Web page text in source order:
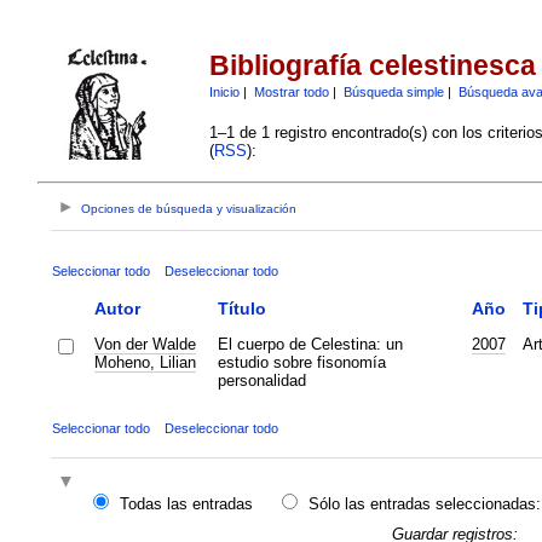
Bibliografía celestinesca
Inicio| Mostrar todo| Búsqueda simple| Búsqueda
1–1 de 1 registro encontrado(s) con los
(RSS):
Opciones de búsqueda y visualización
Seleccionar todo Deseleccionar todo
Autor Título Año
Von der Walde
Moheno, Lilian
El cuerpo de Celestina: un
estudio sobre fisonomía
personalidad
2007
Seleccionar todo Deseleccionar todo
Todas las entradas
Sólo las entradas seleccionadas:
Guardar registros: